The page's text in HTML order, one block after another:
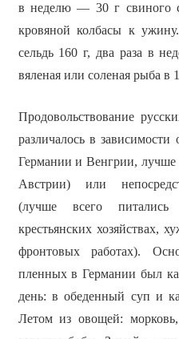
в неделю — 30 г свиного
кровяной колбасы к
сельдь 160 г, два раза в
вяленая или соленая рыба в
Продовольствование
различалось в
Германии и Венгрии,
Австрии) или
(лучше всего
крестьянских хозяйствах,
фронтовых работах).
пленных в Германии был
день: в обеденный суп и
Летом из овощей: морковь,